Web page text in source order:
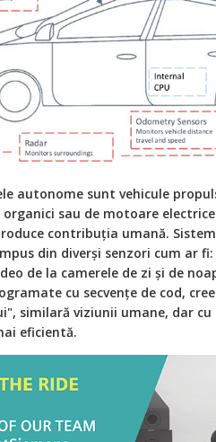
autonome sunt vehicule
sau de motoare
contribuția umană.
din diverși senzori cum ar
de la camerele de zi și de
cu secvențe de cod,
similară viziunii umane, dar
eficientă.